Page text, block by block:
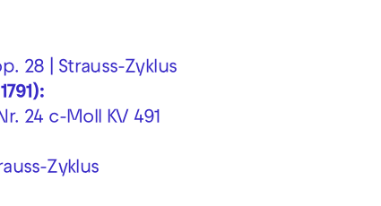
28 | Strauss-Zyklus
24 c-Moll KV 491
Zyklus